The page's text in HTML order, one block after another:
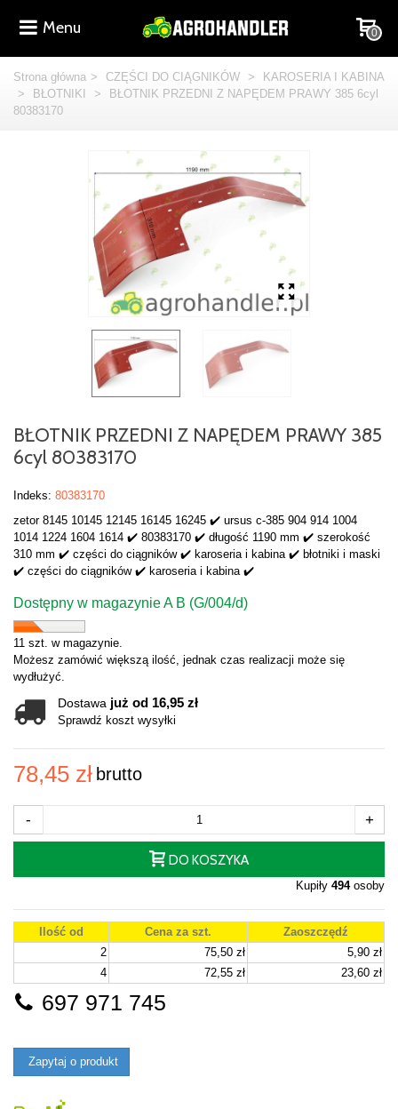
Menu 0
Strona główna > CZĘŚCI DO CIĄGNIKÓW >
KAROSERIA I KABINA
>
BŁOTNIKI >
BŁOTNIK PRZEDNI Z NAPĘDEM PRAWY 385 6cyl
80383170
BŁOTNIK PRZEDNI Z NAPĘDEM PRAWY 385
6cyl 80383170
Indeks: 80383170
zetor 8145 10145 12145 16145 16245 ✔️ ursus c-385 904 914 1004
1014 1224 1604 1614 ✔️ 80383170 ✔️ długość 1190 mm ✔️ szerokość
310 mm ✔️ części do ciągników ✔️ karoseria i kabina ✔️ błotniki i maski
✔️ części do ciągników ✔️ karoseria i kabina ✔️
Dostępny w magazynie A B (G/004/d)
11 szt. w magazynie.
Możesz zamówić większą ilość, jednak czas realizacji może się
wydłużyć.
Dostawa już od 16,95 zł
Sprawdź koszt wysyłki
78,45 zł brutto
- +
DO KOSZYKA
Kupiły 494osoby
Ilość od Cena za szt.
Zaoszczędź
2
75,50 zł
5,90 zł
4
72,55 zł 23,60 zł
697 971 745
Zapytaj o produkt